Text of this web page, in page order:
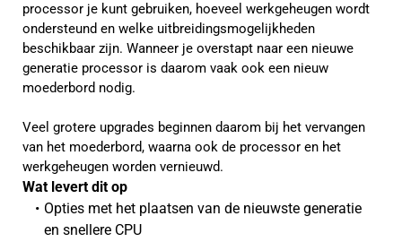
processor je kunt gebruiken, hoeveel werkgeheugen wordt
ondersteund en welke uitbreidingsmogelijkheden
beschikbaar zijn. Wanneer je overstapt naar een nieuwe
generatie processor is daarom vaak ook een nieuw
moederbord nodig.
Veel grotere upgrades beginnen daarom bij het vervangen
van het moederbord, waarna ook de processor en het
werkgeheugen worden vernieuwd.
Wat levert dit op
Opties met het plaatsen van de nieuwste generatie
en snellere CPU